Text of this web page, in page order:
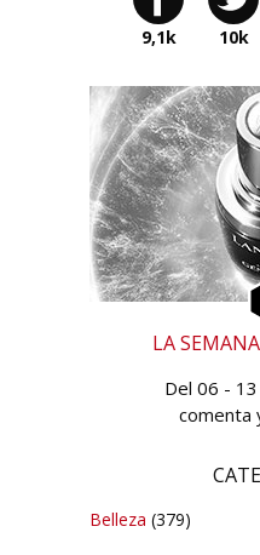
9,1k 10k
LA
Del 06 -
comenta
Belleza (379)